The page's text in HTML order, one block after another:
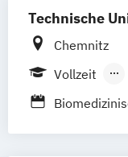
Technische
Chemnitz
Vollzeit